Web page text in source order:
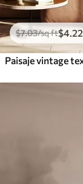
$7.03/sq ft$4 .22